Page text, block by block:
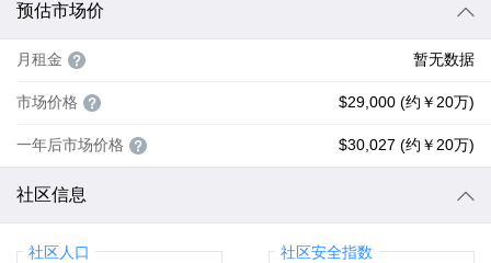
预估市场价
月租金 暂无数据
市场价格 $29,000 (约￥20万)
一年后市场价格 $30,027 (约￥20万)
社区信息
社区人口 社区安全指数